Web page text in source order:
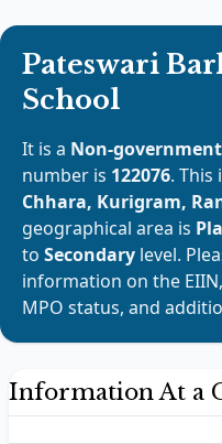
Pateswari
School
It is a Non-
number is 122076. This
Chhara, Kurigram,
geographical area is
to Secondary level.
information on the
MPO status, and
Information At a